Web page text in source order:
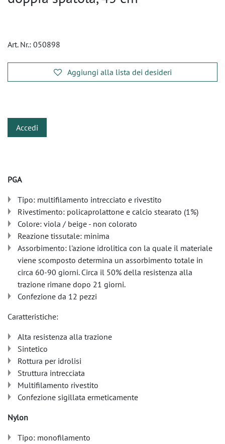
Art. Nr.: 050898
Aggiungi alla lista dei desideri
Accedi
PGA
Tipo: multifilamento intrecciato e rivestito
Rivestimento: policaprolattone e calcio stearato (1%)
Colore: viola / beige - non colorato
Reazione tissutale: minima
Assorbimento: l'azione idrolitica con la quale il materiale
viene scomposto determina un assorbimento totale in
circa 60-90 giorni. Circa il 50% della resistenza alla
trazione rimane dopo 21 giorni.
Confezione da 12 pezzi
Caratteristiche:
Alta resistenza alla trazione
Sintetico
Rottura per idrolisi
Struttura intrecciata
Multifilamento rivestito
Confezione sigillata ermeticamente
Nylon
Tipo: monofilamento